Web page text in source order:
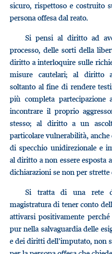
sicuro, rispettoso e costruito
persona offesa dal reato.
Si pensi al diritto ad
processo, delle sorti della
diritto a interloquire sulle
misure cautelari; al diritto
soltanto al fine di rendere
più completa
incontrare il proprio
stesso; al diritto a un
particolare vulnerabilità, anche
di specchio unidirezionale e
al diritto a non essere esposta
dichiarazioni se non per strette
Si tratta di una rete
magistratura di tener conto
attivarsi positivamente
pur nella salvaguardia delle
e dei diritti dell’imputato, non